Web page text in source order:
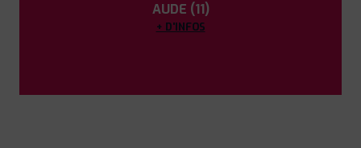
AUDE (11)
+ D'INFOS